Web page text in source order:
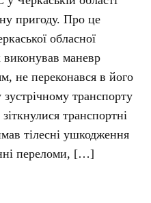
пригоду. Про це
обласної
виконував маневр
не переконався в його
зустрічному транспорту
транспортні
тілесні ушкодження
переломи, […]